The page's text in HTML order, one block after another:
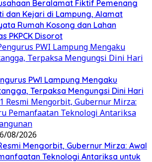
Beralamat Fiktif Pemenang
dan Kejari di Lampung, Alamat
Rumah Kosong dan Lahan
PKPCK Disorot
PWI Lampung Mengaku
Terpaksa Mengungsi Dini Hari
08/2026
Mengorbit, Gubernur Mirza: Awal
Teknologi Antariksa untuk